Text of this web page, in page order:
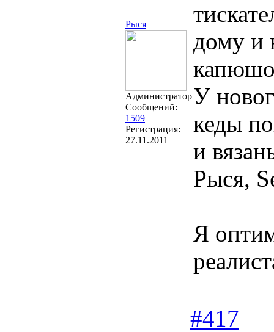
Рыся
Администратор
Сообщений:
1509
Регистрация:
27.11.2011
дому и
У
кеды
и
Рыся,
Я
#417